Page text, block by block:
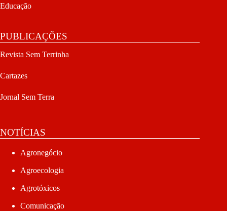
Educação
PUBLICAÇÕES
Revista Sem Terrinha
Cartazes
Jornal Sem Terra
NOTÍCIAS
Agronegócio
Agroecologia
Agrotóxicos
Comunicação